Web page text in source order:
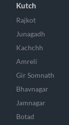
Kutch
Rajkot
Junagadh
Kachchh
Amreli
Gir Somnath
Bhavnagar
Jamnagar
Botad